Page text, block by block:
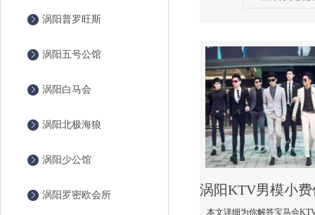
涡阳普罗旺斯
涡阳五号公馆
涡阳白马会
涡阳北极海狼
涡阳少公馆
涡阳罗密欧会所